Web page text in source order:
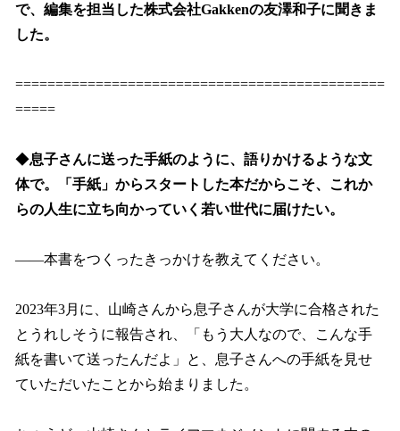
で、編集を担当した株式会社Gakkenの友澤和子に聞きま
した。
==============================================
=====
◆息子さんに送った手紙のように、語りかけるような文
体で。「手紙」からスタートした本だからこそ、これか
らの人生に立ち向かっていく若い世代に届けたい。
――本書をつくったきっかけを教えてください。
2023年3月に、山崎さんから息子さんが大学に合格された
とうれしそうに報告され、「もう大人なので、こんな手
紙を書いて送ったんだよ」と、息子さんへの手紙を見せ
ていただいたことから始まりました。